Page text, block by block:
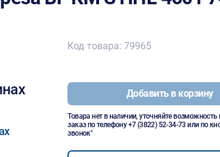
Код товара: 79965
Добавить в корзину
Товара нет в наличии, уточняйте возможность
заказ по телефону+7 (3822) 52-34-73 или по
звонок"